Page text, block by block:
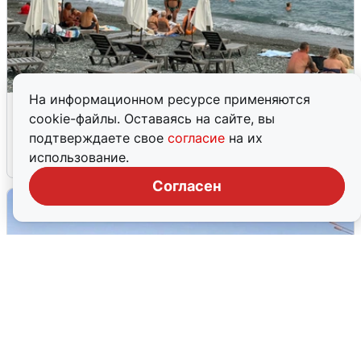
На информационном ресурсе применяются
cookie-файлы. Оставаясь на сайте, вы
подтверждаете свое согласие на их
использование.
Согласен
Жители и туристы Сочи рассказали
об атаке БПЛА 5 августа
5 августа 0